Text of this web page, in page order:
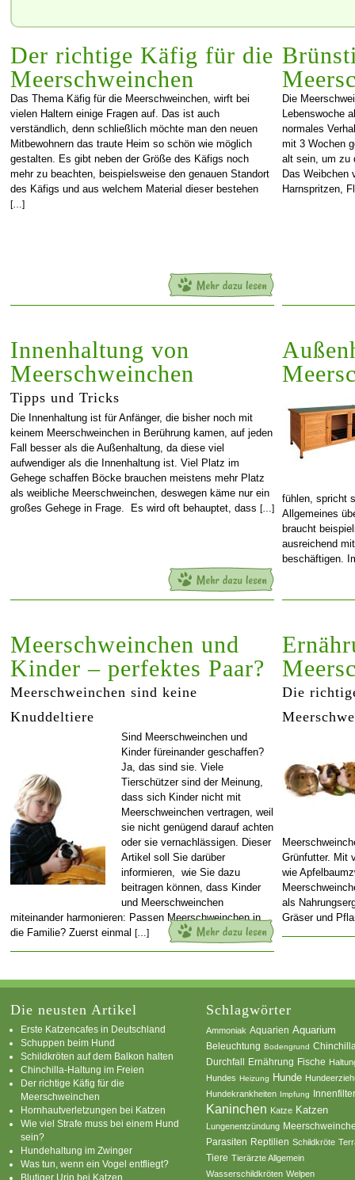
Der richtige Käfig für die
Meerschweinchen
Das Thema Käfig für die Meerschweinchen, wirft bei
vielen Haltern einige Fragen auf. Das ist auch
verständlich, denn schließlich möchte man den neuen
Mitbewohnern das traute Heim so schön wie möglich
gestalten. Es gibt neben der Größe des Käfigs noch
mehr zu beachten, beispielsweise den genauen Standort
des Käfigs und aus welchem Material dieser bestehen
[…]
Die
Lebenswoche
normales
mit 3 Wochen
alt sein, um zu
Das Weibchen
Harnspritzen,
Innenhaltung von
Meerschweinchen
Tipps und Tricks
Die Innenhaltung ist für Anfänger, die bisher noch mit
keinem Meerschweinchen in Berührung kamen, auf jeden
Fall besser als die Außenhaltung, da diese viel
aufwendiger als die Innenhaltung ist. Viel Platz im
Gehege schaffen Böcke brauchen meistens mehr Platz
als weibliche Meerschweinchen, deswegen käme nur ein
großes Gehege in Frage. Es wird oft behauptet, dass […]
fühlen, spricht
Allgemeines
braucht
ausreichend
beschäftigen.
Meerschweinchen und
Kinder – perfektes Paar?
Meerschweinchen sind keine
Knuddeltiere
Sind Meerschweinchen und
Kinder füreinander geschaffen?
Ja, das sind sie. Viele
Tierschützer sind der Meinung,
dass sich Kinder nicht mit
Meerschweinchen vertragen, weil
sie nicht genügend darauf achten
oder sie vernachlässigen. Dieser
Artikel soll Sie darüber
informieren, wie Sie dazu
beitragen können, dass Kinder
und Meerschweinchen
miteinander harmonieren: Passen Meerschweinchen in
die Familie? Zuerst einmal […]
Die
Grünfutter. Mit
wie
als
Gräser und
Die neusten Artikel
Erste Katzencafes in Deutschland
Schuppen beim Hund
Schildkröten auf dem Balkon halten
Chinchilla-Haltung im Freien
Der richtige Käfig für die
Meerschweinchen
Hornhautverletzungen bei Katzen
Wie viel Strafe muss bei einem Hund
sein?
Hundehaltung im Zwinger
Was tun, wenn ein Vogel entfliegt?
Blutiger Urin bei Katzen
Schlagwörter
Ammoniak Aquarien Aquarium
Beleuchtung Bodengrund
Durchfall Ernährung Fische
Hundes Heizung Hunde
Hundekrankheiten Impfung
Kaninchen Katze Katzen
Lungenentzündung
Parasiten Reptilien Schildkröte
Tiere Tierärzte Allgemein
Wasserschildkröten Welpen